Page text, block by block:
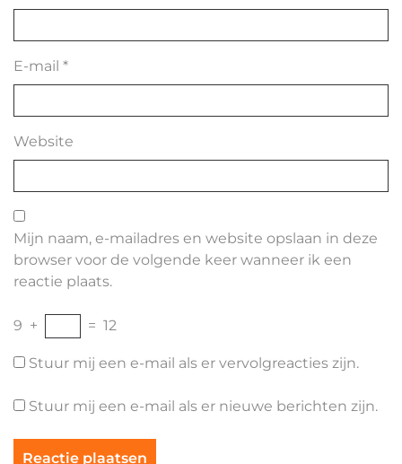
E-mail *
Website
Mijn naam, e-mailadres en website opslaan in deze
browser voor de volgende keer wanneer ik een
reactie plaats.
9 + = 12
Stuur mij een e-mail als er vervolgreacties zijn.
Stuur mij een e-mail als er nieuwe berichten zijn.